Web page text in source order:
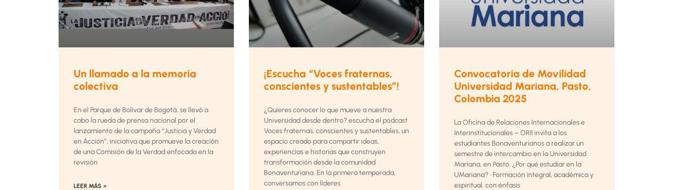
Un llamado a la memoria
colectiva
En el Parque de Bolívar de Bogotá, se llevó a
cabo la rueda de prensa nacional por el
lanzamiento de la campaña “Justicia y Verdad
en Acción”; iniciativa que promueve la creación
de una Comisión de la Verdad enfocada en la
revisión
LEER MÁS »
¡Escucha “Voces fraternas,
conscientes y sustentables”!
¿Quieres conocer lo que mueve a nuestra
Universidad desde dentro? escucha el podcast
Voces fraternas, conscientes y sustentables, un
espacio creado para compartir ideas,
experiencias e historias que construyen
transformación desde la comunidad
Bonaventuriana. En la primera temporada,
conversamos con líderes
Convocatoria de Movilidad
Universidad Mariana, Pasto,
Colombia 2025
La Oficina de Relaciones Internacionales e
Interinstitucionales – ORII invita a los
estudiantes Bonaventurianos a realizar un
semestre de intercambio en la Universidad
Mariana, en Pasto. ¿Por qué estudiar en la
UMariana? • Formación integral, académica y
espiritual, con énfasis